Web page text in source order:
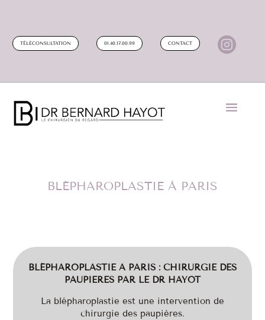
TÉLÉCONSULTATION 01.40.17.00.99 CONTACT 
BLÉPHAROPLASTIE À PARIS
BLÉPHAROPLASTIE À PARIS : CHIRURGIE DES
PAUPIÈRES PAR LE DR HAYOT
La blépharoplastie est une intervention de
chirurgie des paupières.